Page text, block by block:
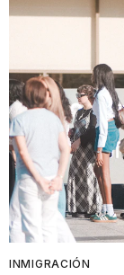
INMIGRACIÓN